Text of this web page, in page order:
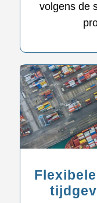
volgens de